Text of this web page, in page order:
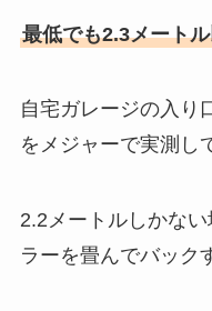
最低でも2.3メート
自宅ガレージの入り
をメジャーで実測し
2.2メートルしかな
ラーを畳んでバック